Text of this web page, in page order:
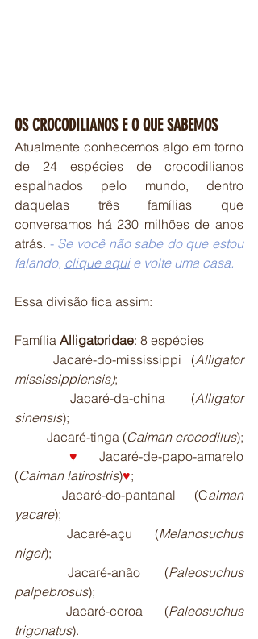
OS CROCODILIANOS E O QUE SABEMOS
Atualmente conhecemos algo em torno
de 24 espécies de crocodilianos
espalhados pelo mundo, dentro
daquelas três famílias que
conversamos há 230 milhões de anos
atrás. - Se você não sabe do que estou
falando, clique aqui e volte uma casa.
Essa divisão fica assim:
Família Alligatoridae: 8 espécies
	Jacaré-do-mississippi
(Alligator
mississippiensis);
	Jacaré-da-china (
Alligator
sinensis);
	Jacaré-tinga (
Caiman crocodilus);
♥ Jacaré-de-papo-amarelo
(Caiman latirostris)♥;
	Jacaré-do-pantanal (C
aiman
yacare);
	Jacaré-açu
(Melanosuchus
niger);
	Jacaré-anão (
Paleosuchus
palpebrosus);
	Jacaré-coroa (
Paleosuchus
trigonatus).